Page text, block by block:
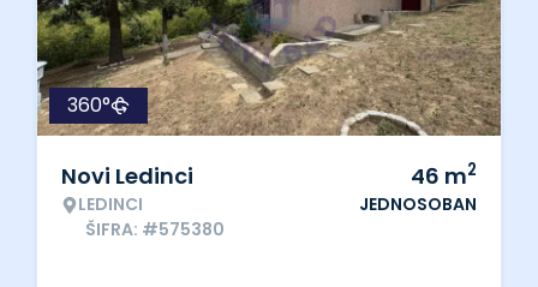
360°
Novi Ledinci
LEDINCI
ŠIFRA: #575380
46 m2
JEDNOSOBAN